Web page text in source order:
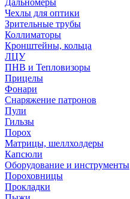
Дальномеры
Чехлы для оптики
Зрительные трубы
Коллиматоры
Кронштейны, кольца
ЛЦУ
ПНВ и Тепловизоры
Прицелы
Фонари
Снаряжение патронов
Пули
Гильзы
Порох
Матрицы, шеллхолдеры
Капсюли
Оборудование и инструменты
Пороховницы
Прокладки